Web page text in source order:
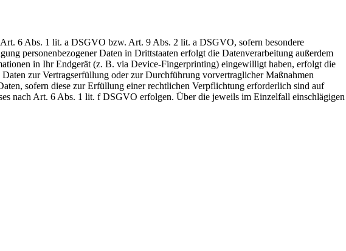
6 Abs. 1 lit. a DSGVO bzw. Art. 9 Abs. 2 lit. a DSGVO, sofern besondere
personenbezogener Daten in Drittstaaten erfolgt die Datenverarbeitung außerdem
in Ihr Endgerät (z. B. via Device-Fingerprinting) eingewilligt haben, erfolgt die
zur Vertragserfüllung oder zur Durchführung vorvertraglicher Maßnahmen
sofern diese zur Erfüllung einer rechtlichen Verpflichtung erforderlich sind auf
nach Art. 6 Abs. 1 lit. f DSGVO erfolgen. Über die jeweils im Einzelfall einschlägigen